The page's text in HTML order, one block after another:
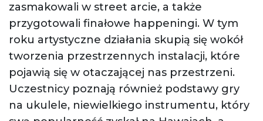
zasmakowali w street arcie, a także
przygotowali finałowe happeningi. W tym
roku artystyczne działania skupią się wokół
tworzenia przestrzennych instalacji, które
pojawią się w otaczającej nas przestrzeni.
Uczestnicy poznają również podstawy gry
na ukulele, niewielkiego instrumentu, który